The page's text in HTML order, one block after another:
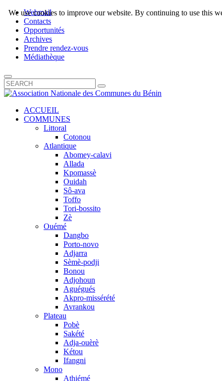
Webmail
Contacts
Opportunités
Archives
Prendre rendez-vous
Médiathèque
ACCUEIL
COMMUNES
Littoral
Cotonou
Atlantique
Abomey-calavi
Allada
Kpomassè
Ouidah
Sô-ava
Toffo
Tori-bossito
Zè
Ouémé
Dangbo
Porto-novo
Adjarra
Sèmè-podji
Bonou
Adjohoun
Aguégués
Akpro-missérété
Avrankou
Plateau
Pobè
Sakété
Adja-ouèrè
Kétou
Ifangni
Mono
Athiémé
We use cookies to improve our website. By continuing to use this